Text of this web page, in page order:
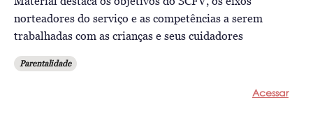
norteadores do serviço e as competências a serem
trabalhadas com as crianças e seus cuidadores
Parentalidade
Acessar